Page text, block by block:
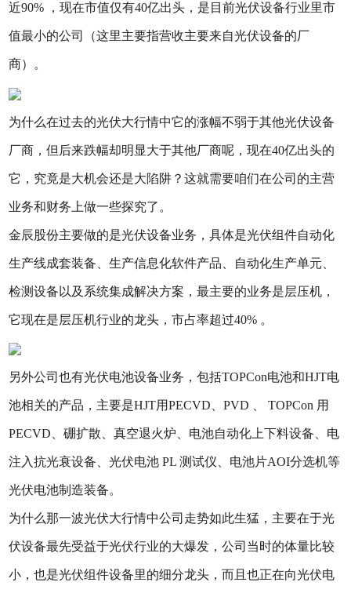
近90% ，现在市值仅有40亿出头，是目前光伏设备行业里市
值最小的公司（这里主要指营收主要来自光伏设备的厂
商）。
为什么在过去的光伏大行情中它的涨幅不弱于其他光伏设备
厂商，但后来跌幅却明显大于其他厂商呢，现在40亿出头的
它，究竟是大机会还是大陷阱？这就需要咱们在公司的主营
业务和财务上做一些探究了。
金辰股份主要做的是光伏设备业务，具体是光伏组件自动化
生产线成套装备、生产信息化软件产品、自动化生产单元、
检测设备以及系统集成解决方案，最主要的业务是层压机，
它现在是层压机行业的龙头，市占率超过40% 。
另外公司也有光伏电池设备业务，包括TOPCon电池和HJT电
池相关的产品，主要是HJT用PECVD、PVD 、 TOPCon 用
PECVD、硼扩散、真空退火炉、电池自动化上下料设备、电
注入抗光衰设备、光伏电池 PL 测试仪、电池片AOI分选机等
光伏电池制造装备。
为什么那一波光伏大行情中公司走势如此生猛，主要在于光
伏设备最先受益于光伏行业的大爆发，公司当时的体量比较
小，也是光伏组件设备里的细分龙头，而且也正在向光伏电